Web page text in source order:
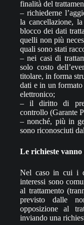
finalità del
– richiederne
la cancellazione,
blocco dei dati
quelli non più
quali sono stati
– nei casi di
solo costo
titolare, in forma
dati e in un
elettronico;
– il diritto di
controllo (Garante
– nonché, più in
sono riconosciuti
Le richieste
Nel caso in cui i
interessi sono
al trattamento
previsto dalle
opposizione al
inviando una